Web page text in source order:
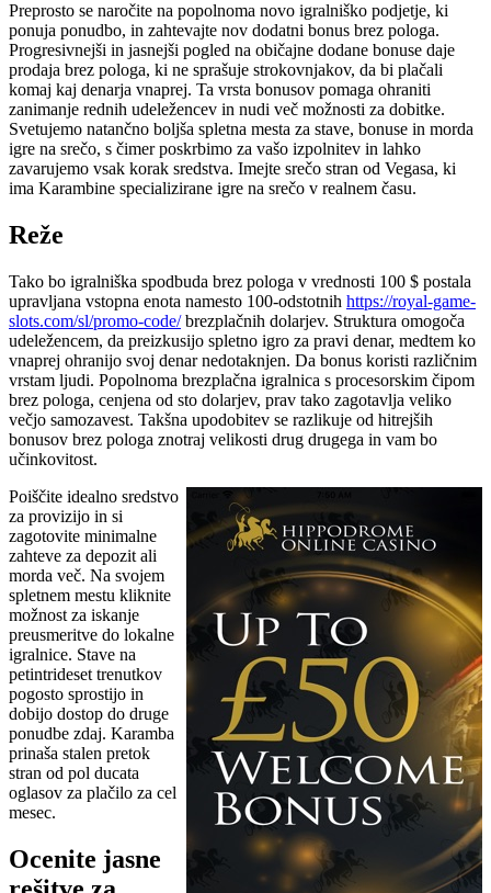
Preprosto se naročite na popolnoma novo igralniško podjetje, ki
ponuja ponudbo, in zahtevajte nov dodatni bonus brez pologa.
Progresivnejši in jasnejši pogled na običajne dodane bonuse daje
prodaja brez pologa, ki ne sprašuje strokovnjakov, da bi plačali
komaj kaj denarja vnaprej. Ta vrsta bonusov pomaga ohraniti
zanimanje rednih udeležencev in nudi več možnosti za dobitke.
Svetujemo natančno boljša spletna mesta za stave, bonuse in morda
igre na srečo, s čimer poskrbimo za vašo izpolnitev in lahko
zavarujemo vsak korak sredstva. Imejte srečo stran od Vegasa, ki
ima Karambine specializirane igre na srečo v realnem času.
Reže
Tako bo igralniška spodbuda brez pologa v vrednosti 100 $ postala
upravljana vstopna enota namesto 100-odstotnih https://royal-game-
slots.com/sl/promo-code/brezplačnih dolarjev. Struktura omogoča
udeležencem, da preizkusijo spletno igro za pravi denar, medtem ko
vnaprej ohranijo svoj denar nedotaknjen. Da bonus koristi različnim
vrstam ljudi. Popolnoma brezplačna igralnica s procesorskim čipom
brez pologa, cenjena od sto dolarjev, prav tako zagotavlja veliko
večjo samozavest. Takšna upodobitev se razlikuje od hitrejših
bonusov brez pologa znotraj velikosti drug drugega in vam bo
učinkovitost.
Poiščite idealno sredstvo
za provizijo in si
zagotovite minimalne
zahteve za depozit ali
morda več. Na svojem
spletnem mestu kliknite
možnost za iskanje
preusmeritve do lokalne
igralnice. Stave na
petintrideset trenutkov
pogosto sprostijo in
dobijo dostop do druge
ponudbe zdaj. Karamba
prinaša stalen pretok
stran od pol ducata
oglasov za plačilo za cel
mesec.
Ocenite jasne